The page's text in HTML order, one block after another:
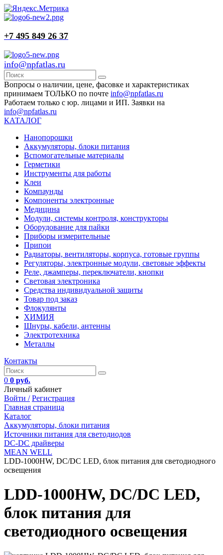
+7 495 849 26 37
info@npfatlas.ru
Вопросы о наличии, цене, фасовке и характеристиках
принимаем ТОЛЬКО по почте info@npfatlas.ru
Работаем только с юр. лицами и ИП. Заявки на
info@npfatlas.ru
КАТАЛОГ
Нанопорошки
Аккумуляторы, блоки питания
Вспомогательные материалы
Герметики
Инструменты для работы
Клеи
Компаунды
Компоненты электронные
Медицина
Модули, системы контроля, конструкторы
Оборудование для пайки
Приборы измерительные
Припои
Радиаторы, вентиляторы, корпуса, готовые группы
Регуляторы, электронные модули, световые эффекты
Реле, джамперы, переключатели, кнопки
Световая электроника
Средства индивидуальной защиты
Товар под заказ
Флокулянты
ХИМИЯ
Шнуры, кабели, антенны
Электротехника
Металлы
Контакты
0 0 руб.
Личный кабинет
Войти / Регистрация
Главная страница
Каталог
Аккумуляторы, блоки питания
Источники питания для светодиодов
DC-DC драйверы
MEAN WELL
LDD-1000HW, DC/DC LED, блок питания для светодиодного
освещения
LDD-1000HW, DC/DC LED,
блок питания для
светодиодного освещения